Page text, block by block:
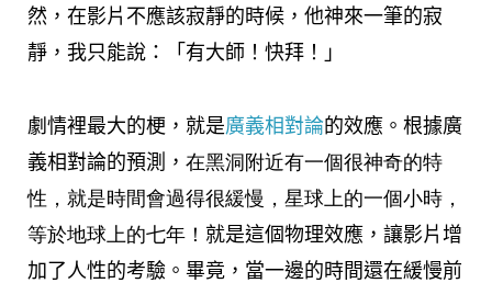
然，在影片不應該寂靜的時候，他神來一筆的寂
靜，我只能說：「 有大師！快拜！ 」
劇情裡最大的梗，就是廣義相對論的效應。根據廣
義相對論的預測， 在黑洞附近有一個很神奇的特
性，就是時間會過得很緩慢，星球上的一個小時，
等於地球上的七年！ 就是這個物理效應，讓影片增
加了人性的考驗。畢竟，當一邊的時間還在緩慢前